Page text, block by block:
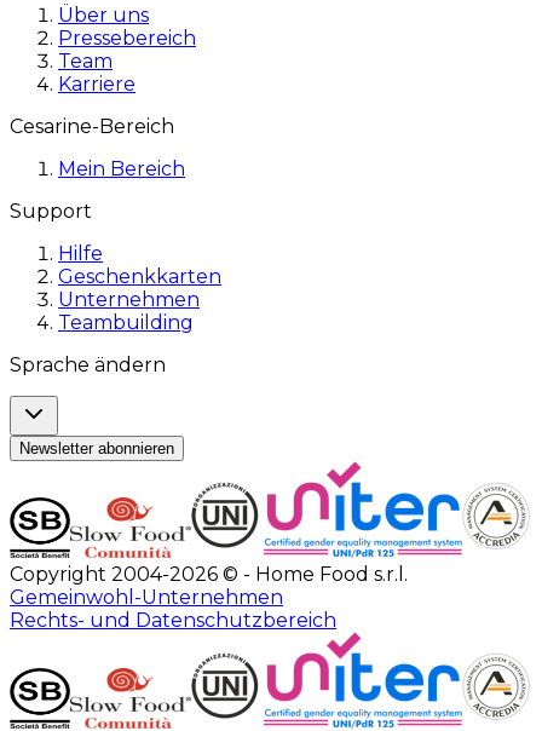
Über uns
Pressebereich
Team
Karriere
Cesarine-Bereich
Mein Bereich
Support
Hilfe
Geschenkkarten
Unternehmen
Teambuilding
Sprache ändern
Newsletter abonnieren
Copyright 2004-2026 © - Home Food s.r.l.
Gemeinwohl-Unternehmen
Rechts- und Datenschutzbereich